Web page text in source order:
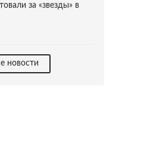
за «звезды» в
новости